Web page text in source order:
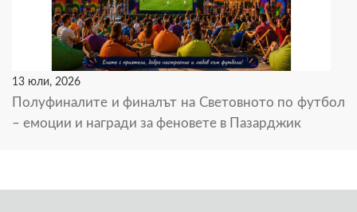
13 юли, 2026
Полуфиналите и финалът на Световното по футбол
– емоции и награди за феновете в Пазарджик